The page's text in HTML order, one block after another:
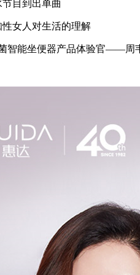
目到出单曲
女人对生活的理解
智能坐便器产品体验官——周